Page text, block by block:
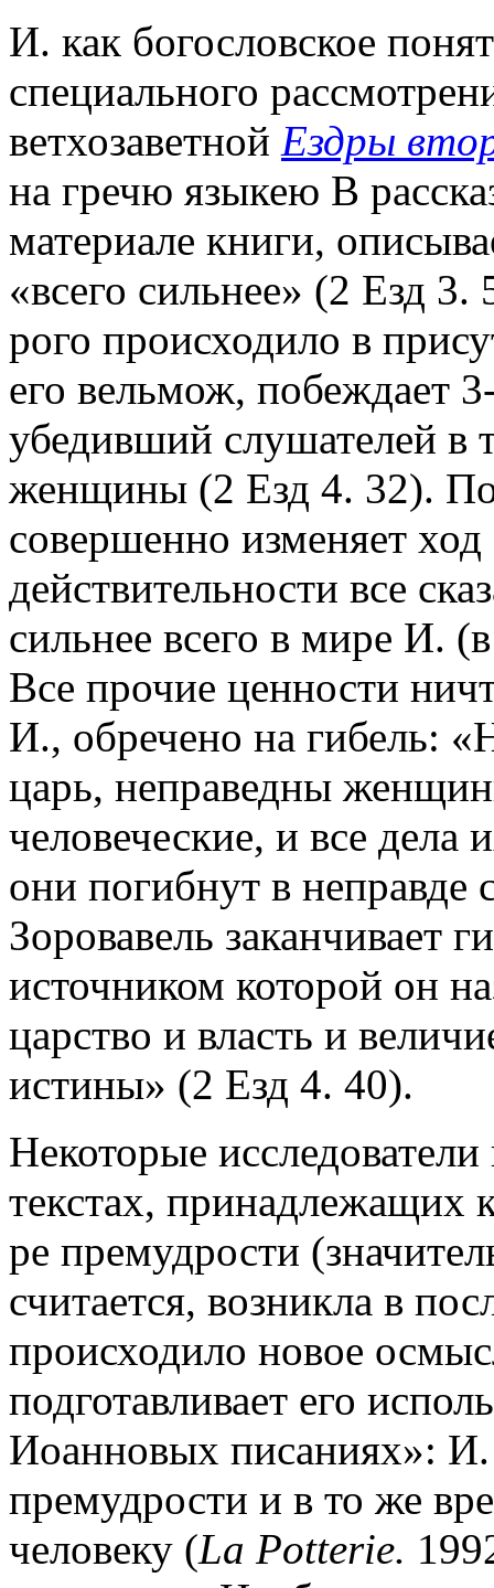
И. как богословское
специального
ветхозаветной Ездры
на гречю языкею В
материале книги,
«всего сильнее» (2 Езд
рого происходило в
его вельмож, побеждает
убедивший слушателей в
женщины (2 Езд 4. 32).
совершенно изменяет ход
действительности все
сильнее всего в мире И.
Все прочие ценности
И., обречено на гибель:
царь, неправедны
человеческие, и все
они погибнут в
Зоровавель заканчивает
источником которой он
царство и власть и
истины» (2 Езд 4. 40).
Некоторые
текстах, принадлежащих
ре премудрости
считается, возникла в
происходило новое
подготавливает его
Иоанновых писаниях»: И.
премудрости и в то же
человеку (La Potterie.